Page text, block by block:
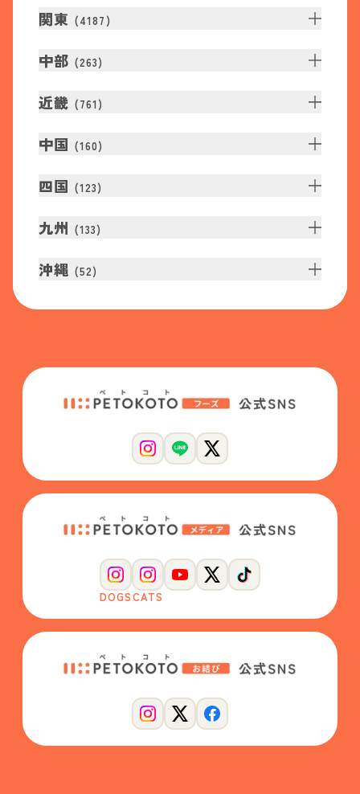
関東 (4187 )
中部 (263)
近畿 (761 )
中国 (160)
四国 (123)
九州 (133)
沖縄 (52)
DOGSCATS